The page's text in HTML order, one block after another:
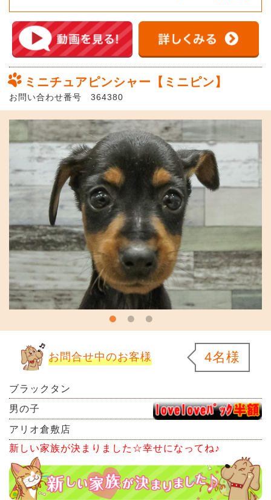
ミニチュアピンシャー【ミニピン】
お問い合わせ番号 364380
お問合せ中のお客様 4名様
ブラックタン
男の子
アリオ倉敷店
新しい家族が決まりました☆幸せになってね♪